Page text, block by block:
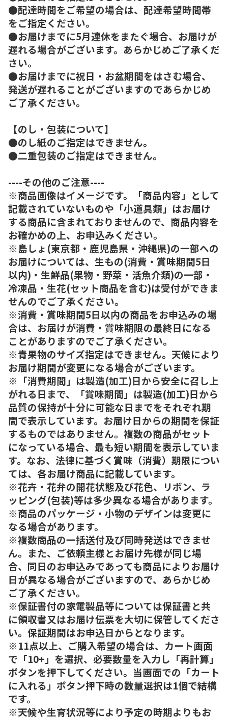
●配達時間をご希望の場合は、配達希望時間帯
をご指定ください。
●お届けまでに5月連休をまたぐ場合、お届けが
遅れる場合がございます。あらかじめご了承くだ
さい。
●お届けまでに祝日・お盆期間をはさむ場合、
発送が遅れることがございますのであらかじめ
ご了承ください。
【のし・包装について】
●のし紙のご指定はできません。
●二重包装のご指定はできません。
----その他のご注意----
※商品画像はイメージです。「商品内容」として
記載されていないものや「小道具類」はお届け
する商品に含まれておりませんので、商品内容を
お確かめの上、お申込みください。
※島しょ(東京都・鹿児島県・沖縄県)の一部への
お届けについては、生もの(消費・賞味期間5日
以内)・生鮮品(果物・野菜・活魚介類)の一部・
冷凍品・生花(セット商品を含む)は受付ができま
せんのでご了承ください。
※消費・賞味期間5日以内の商品をお申込みの場
合は、お届けが消費・賞味期限の最終日になる
ことがありますのでご了承ください。
※青果物のサイズ指定はできません。天候により
お届け期間が変更になる場合がございます。
※「消費期間」は製造(加工)日から安全に召し上
がれる日まで、「賞味期間」は製造(加工)日から
品質の保持が十分に可能な日までをそれぞれ期
間で表示しています。お届け日からの期間を保証
するものではありません。複数の商品がセット
になっている場合、最も短い期間を表示していま
す。なお、法律に基づく賞味（消費）期限につい
ては、各お届け商品に記載しています。
※花卉・花弁の開花状態及び花色、リボン、ラ
ッピング(包装)等は多少異なる場合があります。
※商品のパッケージ・小物のデザインは変更に
なる場合があります。
※複数商品の一括送付及び同時発送はできませ
ん。また、ご依頼主様とお届け先様が同じ場
合、同日のお申込みであっても商品によりお届け
日が異なる場合がございますので、あらかじめ
ご了承ください。
※保証書付の家電製品等については保証書と共
に領収書又はお届け伝票を大切に保管してくださ
い。保証期間はお申込日からとなります。
※11点以上、ご購入希望の場合は、カート画面
で「10+」を選択、必要数量を入力し「再計算」
ボタンを押下してください。当画面での「カート
に入れる」ボタン押下時の数量選択は1個で結構
です。
※天候や生育状況等により予定の時期よりもお